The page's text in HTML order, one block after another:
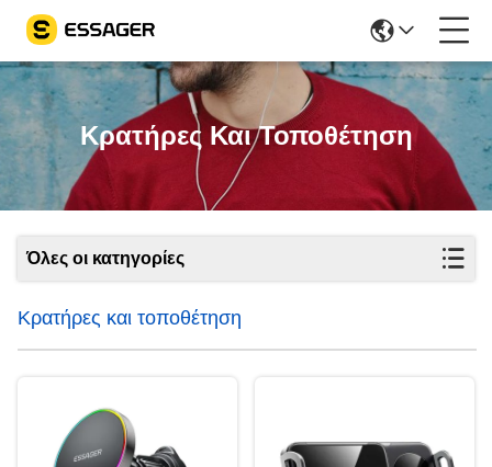
Κρατήρες Και Τοποθέτηση
Όλες οι κατηγορίες
Κρατήρες και τοποθέτηση